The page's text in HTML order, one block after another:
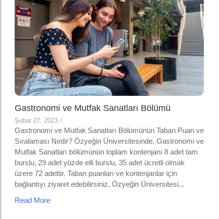
Gastronomi ve Mutfak Sanatları Bölümü
Şubat 27, 2023 /
Gastronomi ve Mutfak Sanatları Bölümünün Taban Puan ve
Sıralaması Nedir? Özyeğin Üniversitesinde, Gastronomi ve
Mutfak Sanatları bölümünün toplam kontenjanı 8 adet tam
burslu, 29 adet yüzde elli burslu, 35 adet ücretli olmak
üzere 72 adettir. Taban puanları ve kontenjanlar için
bağlantıyı ziyaret edebilirsiniz. Özyeğin Üniversitesi...
Read More